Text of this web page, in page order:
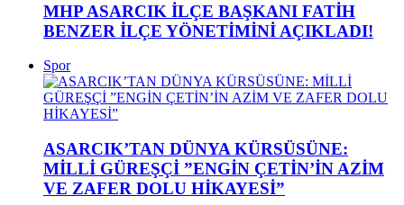
MHP ASARCIK İLÇE BAŞKANI FATİH
BENZER İLÇE YÖNETİMİNİ AÇIKLADI!
Spor
ASARCIK’TAN DÜNYA KÜRSÜSÜNE:
MİLLİ GÜREŞÇİ ”ENGİN ÇETİN’İN AZİM
VE ZAFER DOLU HİKAYESİ”